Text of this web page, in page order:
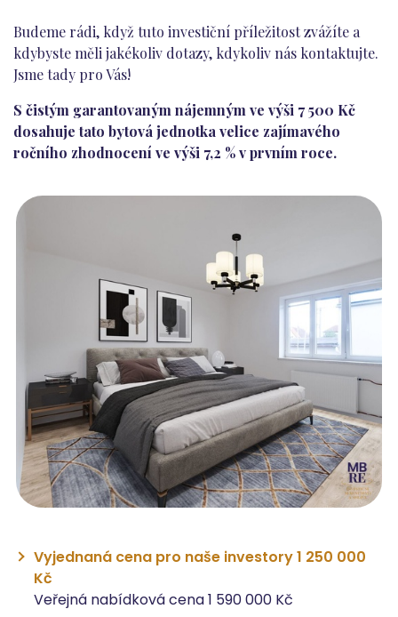
Budeme rádi, když tuto investiční příležitost zvážíte a
kdybyste měli jakékoliv dotazy, kdykoliv nás kontaktujte.
Jsme tady pro Vás!
S čistým garantovaným nájemným ve výši 7 500 Kč
dosahuje tato bytová jednotka velice zajímavého
ročního zhodnocení ve výši 7,2 % v prvním roce.
Vyjednaná cena pro naše investory 1 250 000
Kč
Veřejná nabídková cena 1 590 000 Kč